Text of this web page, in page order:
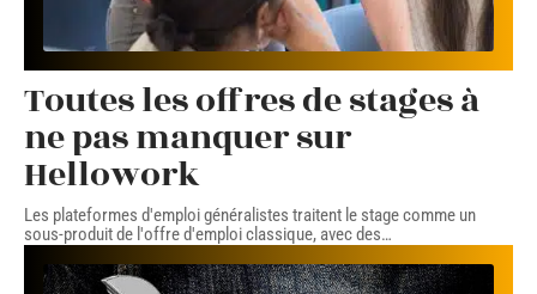
Toutes les offres de stages à
ne pas manquer sur
Hellowork
Les plateformes d'emploi généralistes traitent le stage comme un
sous-produit de l'offre d'emploi classique, avec des…